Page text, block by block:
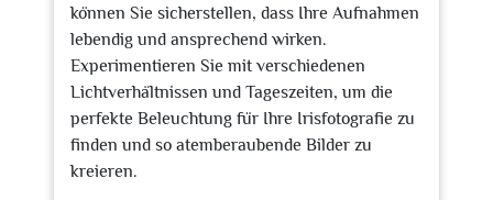
können Sie sicherstellen, dass Ihre Aufnahmen
lebendig und ansprechend wirken.
Experimentieren Sie mit verschiedenen
Lichtverhältnissen und Tageszeiten, um die
perfekte Beleuchtung für Ihre Irisfotografie zu
finden und so atemberaubende Bilder zu
kreieren.